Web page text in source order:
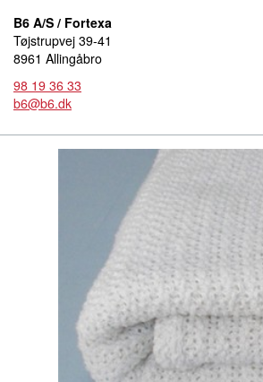
B6 A/S / Fortexa
Tøjstrupvej 39-41
8961 Allingåbro
98 19 36 33
b6@b6.dk